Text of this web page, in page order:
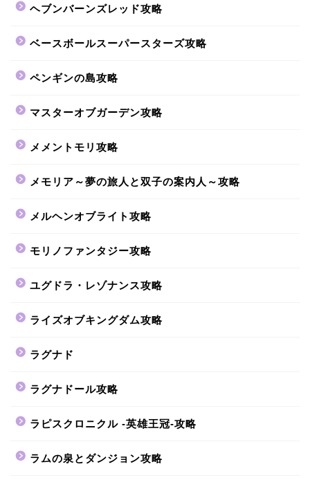
ヘブンバーンズレッド攻略
ベースボールスーパースターズ攻略
ペンギンの島攻略
マスターオブガーデン攻略
メメントモリ攻略
メモリア～夢の旅人と双子の案内人～攻略
メルヘンオブライト攻略
モリノファンタジー攻略
ユグドラ・レゾナンス攻略
ライズオブキングダム攻略
ラグナド
ラグナドール攻略
ラピスクロニクル -英雄王冠-攻略
ラムの泉とダンジョン攻略